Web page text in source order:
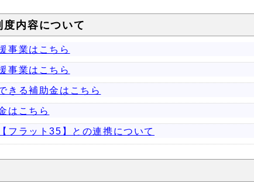
内容について
事業はこちら
事業はこちら
きる補助金はこちら
はこちら
フラット35】との連携について